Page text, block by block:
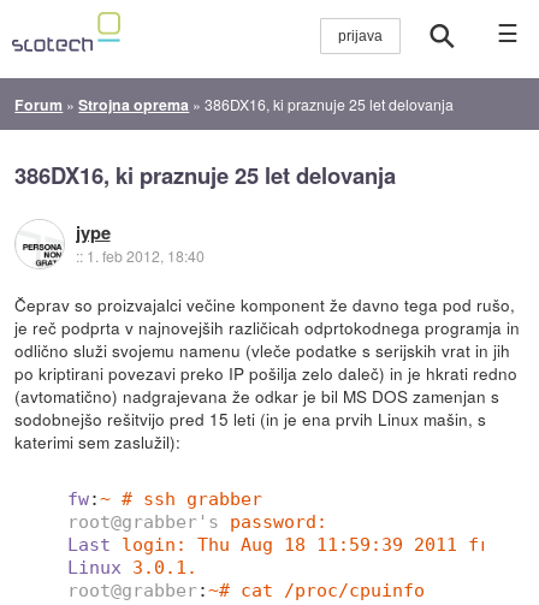
☰
Forum »Strojna oprema »386DX16, ki praznuje 25 let delovanja
386DX16, ki praznuje 25 let delovanja
jype
:: 1. feb 2012, 18:40
Čeprav so proizvajalci večine komponent že davno tega pod rušo,
je reč podprta v najnovejših različicah odprtokodnega programja in
odlično služi svojemu namenu (vleče podatke s serijskih vrat in jih
po kriptirani povezavi preko IP pošilja zelo daleč) in je hkrati redno
(avtomatično) nadgrajevana že odkar je bil MS DOS zamenjan s
sodobnejšo rešitvijo pred 15 leti (in je ena prvih Linux mašin, s
katerimi sem zaslužil):
fw:~ # ssh grabber
root@grabber's
password:
Last
login: Thu Aug 18 11:59:39 2011 from
Linux
3.0.1.
root@grabber:~# cat /proc/cpuinfo